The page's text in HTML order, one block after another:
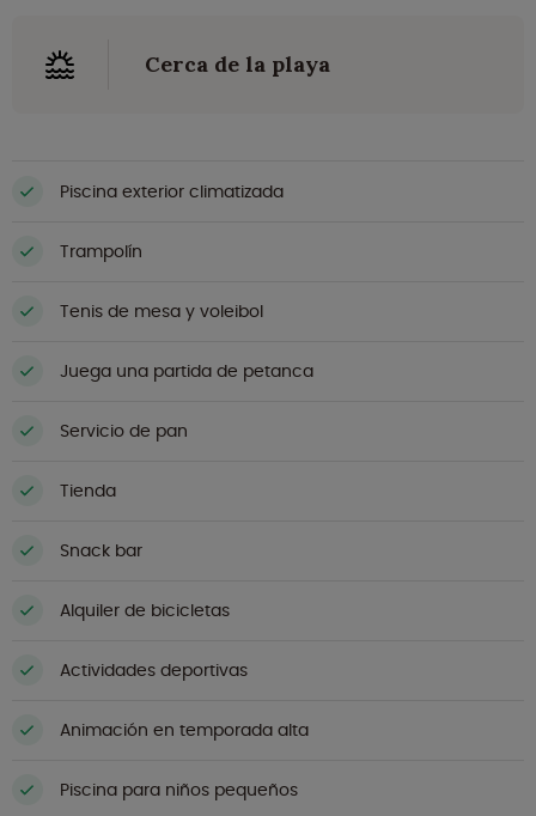
Cerca de la playa
Piscina exterior climatizada
Trampolín
Tenis de mesa y voleibol
Juega una partida de petanca
Servicio de pan
Tienda
Snack bar
Alquiler de bicicletas
Actividades deportivas
Animación en temporada alta
Piscina para niños pequeños